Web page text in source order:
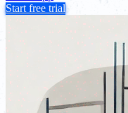
Start free trial